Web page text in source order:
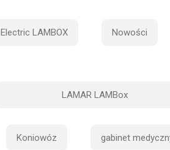
Electric LAMBOX Nowości
LAMAR LAMBox
Koniowóz gabinet